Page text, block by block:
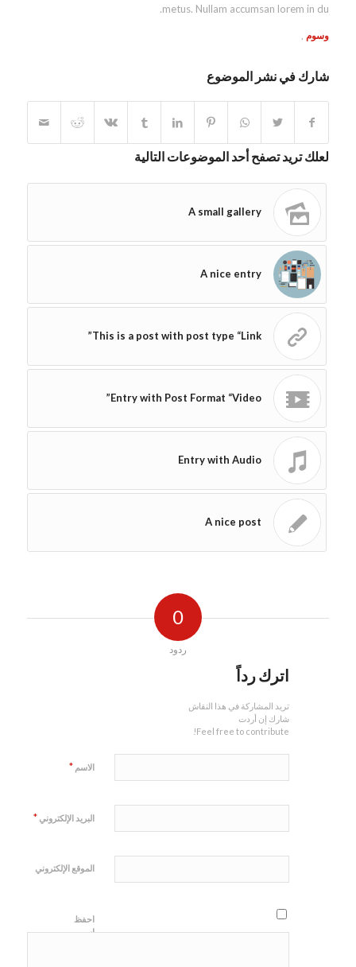
metus. Nullam accumsan lorem in du.
وسوم
شارك في نشر الموضوع
لعلك تريد تصفح أحد الموضوعات التالية
A small gallery
A nice entry
This is a post with post type “Link”
Entry with Post Format “Video”
Entry with Audio
A nice post
0
ردود
اترك رداً
تريد المشاركة في هذا النقاش
شارك إن أردت
Feel free to contribute!
الاسم *
البريد الإلكتروني *
الموقع الإلكتروني
احفظ
اسمي،